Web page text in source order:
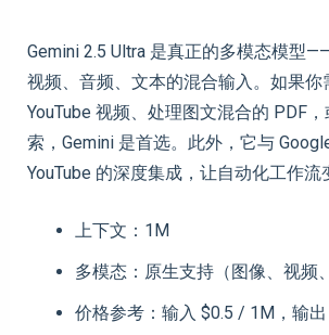
Gemini 2.5 Ultra 是真正的多模态模型
视频、音频、文本的混合输入。如果你
YouTube 视频、处理图文混合的 PDF
索，Gemini 是首选。此外，它与
YouTube 的深度集成，让自动化工作流
上下文：1M
多模态：原生支持（图像、视频
价格参考：输入 $0.5 / 1M，输